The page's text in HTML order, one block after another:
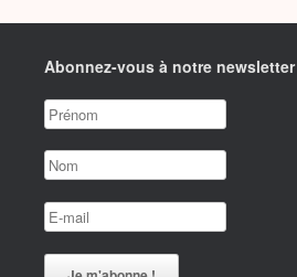
Abonnez-vous à notre newsletter